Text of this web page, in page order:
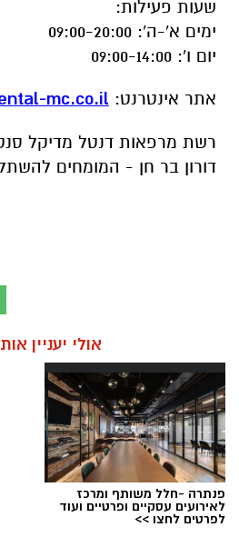
שעות פעילות:
ימים א'-ה': 09:00-20:00
יום ו': 09:00-14:00
אתר אינטרנט: mc.co.il
רשת מרפאות דנטל מדיקל
דורון בר חן - המומחים
אולי יעניין
פנתרה -חלל משותף ומרכז
לאירועים עסקיים ופרטיים ועוד
לפרטים לחצו >>